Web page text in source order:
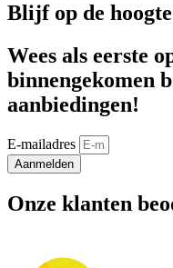
Blijf op de hoogte
Wees als eerste
binnengekomen
aanbiedingen!
E-mailadres
Aanmelden
Onze klanten